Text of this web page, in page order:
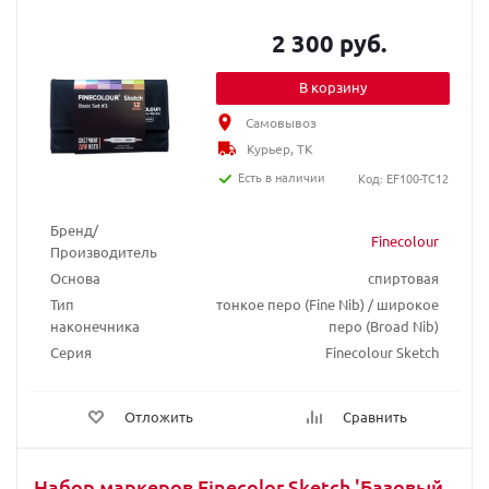
Бренд/
Производитель
Finecolour
Основа
спиртовая
Тип
наконечника
тонкое перо (Fine Nib) / широкое
перо (Broad Nib)
Серия
Finecolour Sketch
Отложить Сравнить
2 300 руб.
В корзину
Самовывоз
Курьер, ТК
Есть в наличии
Код: EF100-TC12